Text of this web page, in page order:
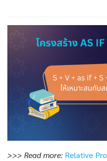
>>> Read more: Relative